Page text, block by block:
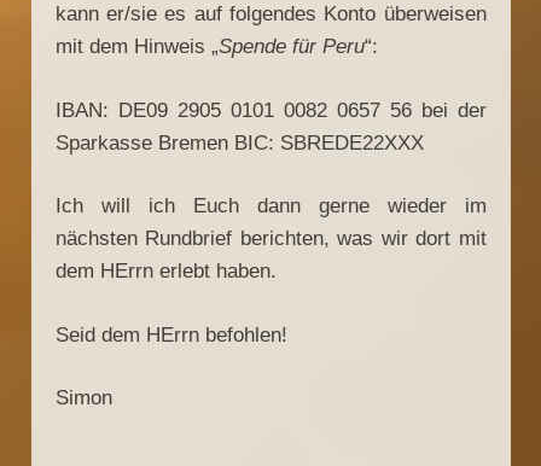
kann er/sie es auf folgendes Konto überweisen
mit dem Hinweis „Spende für Peru“:
IBAN: DE09 2905 0101 0082 0657 56 bei der
Sparkasse Bremen BIC: SBREDE22XXX
Ich will ich Euch dann gerne wieder im
nächsten Rundbrief berichten, was wir dort mit
dem HErrn erlebt haben.
Seid dem HErrn befohlen!
Simon